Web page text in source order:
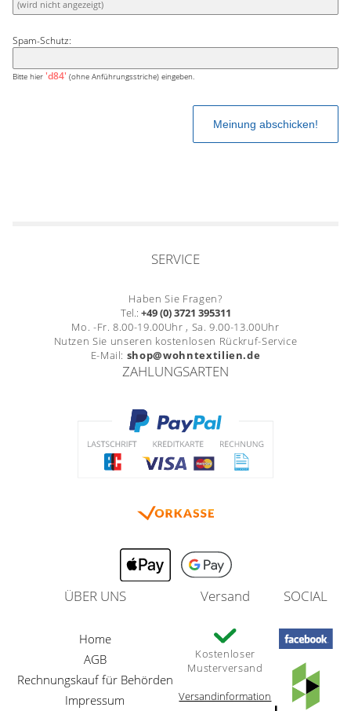
Spam-Schutz:
Bitte hier 'd84' (ohne Anführungsstriche) eingeben.
SERVICE
Haben Sie Fragen?
Tel.: +49 (0) 3721 395311
Mo. -Fr. 8.00-19.00Uhr , Sa. 9.00-13.00Uhr
Nutzen Sie unseren kostenlosen Rückruf-Service
E-Mail: shop@wohntextilien.de
ZAHLUNGSARTEN
ÜBER UNS
Home
AGB
Rechnungskauf für Behörden
Impressum
Versand
Kostenloser
Musterversand
Versandinformation
SOCIAL